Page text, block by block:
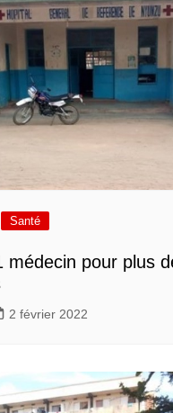
Santé
médecin pour plus
2 février 2022